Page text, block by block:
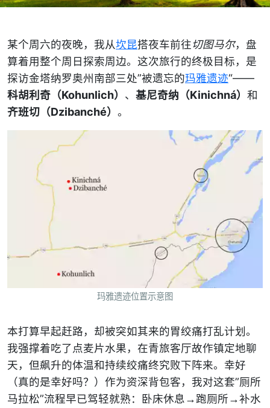
某个周六的夜晚，我从坎昆搭夜车前往切图马尔，盘
算着用整个周日探索周边。这次旅行的终极目标，是
探访金塔纳罗奥州南部三处”被遗忘的玛雅遗迹“——
科胡利奇（Kohunlich） 、 基尼奇纳（Kinichná） 和
齐班切（Dzibanché） 。
玛雅遗迹位置示意图
本打算早起赶路，却被突如其来的胃绞痛打乱计划。
我强撑着吃了点麦片水果，在青旅客厅故作镇定地聊
天，但飙升的体温和持续绞痛终究败下阵来。幸好
（真的是幸好吗？）作为资深背包客，我对这套”厕所
马拉松”流程早已驾轻就熟：卧床休息→跑厕所→补水